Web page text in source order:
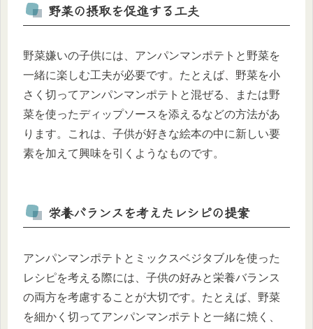
野菜の摂取を促進する工夫
野菜嫌いの子供には、アンパンマンポテトと野菜を
一緒に楽しむ工夫が必要です。たとえば、野菜を小
さく切ってアンパンマンポテトと混ぜる、または野
菜を使ったディップソースを添えるなどの方法があ
ります。これは、子供が好きな絵本の中に新しい要
素を加えて興味を引くようなものです。
栄養バランスを考えたレシピの提案
アンパンマンポテトとミックスベジタブルを使った
レシピを考える際には、子供の好みと栄養バランス
の両方を考慮することが大切です。たとえば、野菜
を細かく切ってアンパンマンポテトと一緒に焼く、